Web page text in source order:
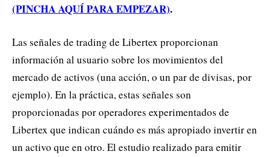
(PINCHA AQUÍ PARA EMPEZAR).
Las señales de trading de Libertex proporcionan
información al usuario sobre los movimientos del
mercado de activos (una acción, o un par de divisas, por
ejemplo). En la práctica, estas señales son
proporcionadas por operadores experimentados de
Libertex que indican cuándo es más apropiado invertir en
un activo que en otro. El estudio realizado para emitir